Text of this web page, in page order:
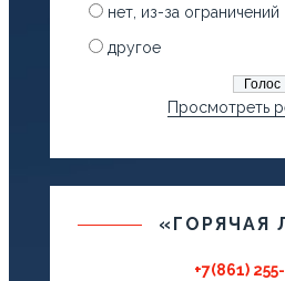
нет, из-за ограничений
другое
Просмотреть
«ГОРЯЧАЯ
+7(861)